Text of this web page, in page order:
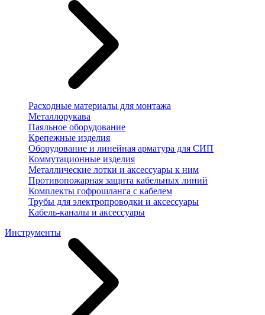
Расходные материалы для монтажа
Металлорукава
Паяльное оборудование
Крепежные изделия
Оборудование и линейная арматура для СИП
Коммутационные изделия
Металлические лотки и аксессуары к ним
Противопожарная защита кабельных линий
Комплекты гофрошланга с кабелем
Трубы для электропроводки и аксессуары
Кабель-каналы и аксессуары
Инструменты